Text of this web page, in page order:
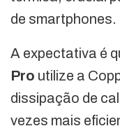
de smartphones.
A expectativa é
Pro utilize a
dissipação de
vezes mais